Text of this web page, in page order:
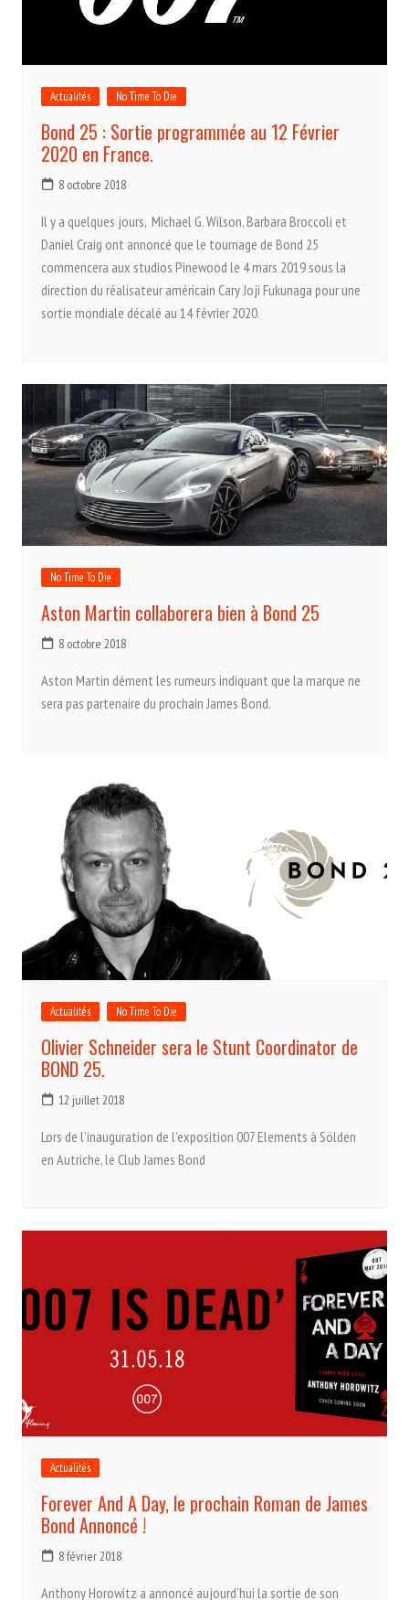
Actualités No Time To Die
Bond 25 : Sortie programmée au 12 Février
2020 en France.
8 octobre 2018
Il y a quelques jours, Michael G. Wilson, Barbara Broccoli et
Daniel Craig ont annoncé que le tournage de Bond 25
commencera aux studios Pinewood le 4 mars 2019 sous la
direction du réalisateur américain Cary Joji Fukunaga pour une
sortie mondiale décalé au 14 février 2020.
No Time To Die
Aston Martin collaborera bien à Bond 25
8 octobre 2018
Aston Martin dément les rumeurs indiquant que la marque ne
sera pas partenaire du prochain James Bond.
Actualités No Time To Die
Olivier Schneider sera le Stunt Coordinator de
BOND 25.
12 juillet 2018
Lors de l’inauguration de l’exposition 007 Elements à Sölden
en Autriche, le Club James Bond
Actualités
Forever And A Day, le prochain Roman de James
Bond Annoncé !
8 février 2018
Anthony Horowitz a annoncé aujourd’hui la sortie de son